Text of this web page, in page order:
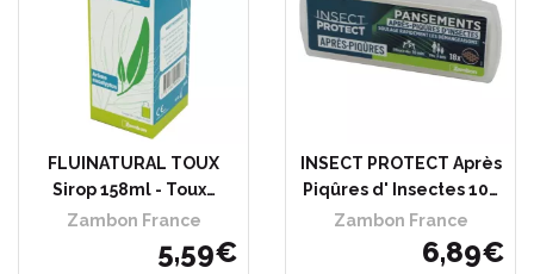
FLUINATURAL TOUX
Sirop 158ml - Toux…
Zambon France
5,59€
INSECT PROTECT Après
Piqûres d' Insectes 10…
Zambon France
6,89€